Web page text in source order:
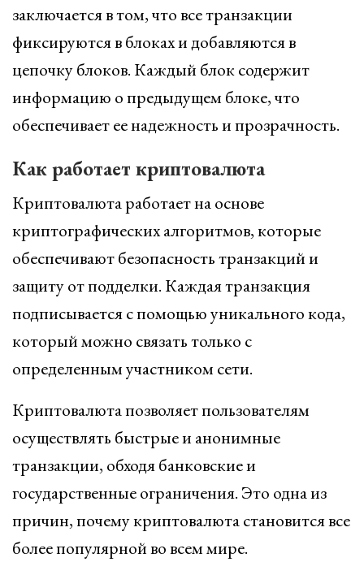
заключается в том, что все транзакции
фиксируются в блоках и добавляются в
цепочку блоков. Каждый блок содержит
информацию о предыдущем блоке, что
обеспечивает ее надежность и прозрачность.
Как работает криптовалюта
Криптовалюта работает на основе
криптографических алгоритмов, которые
обеспечивают безопасность транзакций и
защиту от подделки. Каждая транзакция
подписывается с помощью уникального кода,
который можно связать только с
определенным участником сети.
Криптовалюта позволяет пользователям
осуществлять быстрые и анонимные
транзакции, обходя банковские и
государственные ограничения. Это одна из
причин, почему криптовалюта становится все
более популярной во всем мире.